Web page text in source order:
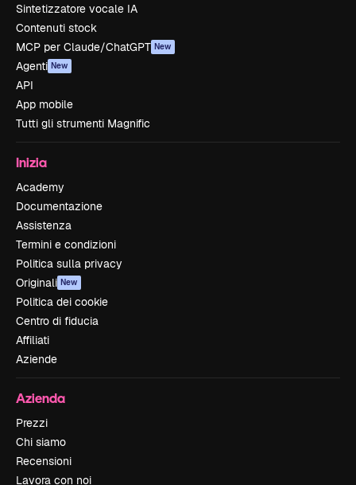
Sintetizzatore vocale IA
Contenuti stock
MCP per Claude/ChatGPT New
Agenti New
API
App mobile
Tutti gli strumenti Magnific
Inizia
Academy
Documentazione
Assistenza
Termini e condizioni
Politica sulla privacy
Originali New
Politica dei cookie
Centro di fiducia
Affiliati
Aziende
Azienda
Prezzi
Chi siamo
Recensioni
Lavora con noi